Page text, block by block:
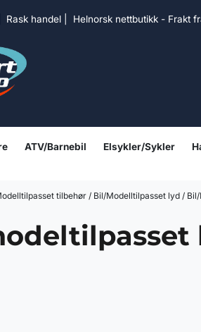
handel | Helnorsk nettbutikk - Frakt
ATV/Barnebil Elsykler/Sykler
tilbehør / Bil/Modelltilpasset lyd /